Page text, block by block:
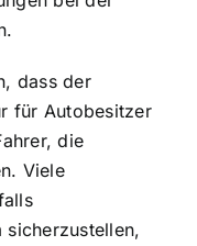
dass der
für Autobesitzer
die
Viele
sicherzustellen,